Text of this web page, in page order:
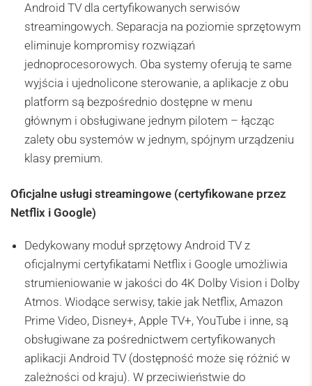
Android TV dla certyfikowanych serwisów
streamingowych. Separacja na poziomie sprzętowym
eliminuje kompromisy rozwiązań
jednoprocesorowych. Oba systemy oferują te same
wyjścia i ujednolicone sterowanie, a aplikacje z obu
platform są bezpośrednio dostępne w menu
głównym i obsługiwane jednym pilotem – łącząc
zalety obu systemów w jednym, spójnym urządzeniu
klasy premium.
Oficjalne usługi streamingowe (certyfikowane przez
Netflix i Google)
Dedykowany moduł sprzętowy Android TV z
oficjalnymi certyfikatami Netflix i Google umożliwia
strumieniowanie w jakości do 4K Dolby Vision i Dolby
Atmos. Wiodące serwisy, takie jak Netflix, Amazon
Prime Video, Disney+, Apple TV+, YouTube i inne, są
obsługiwane za pośrednictwem certyfikowanych
aplikacji Android TV (dostępność może się różnić w
zależności od kraju). W przeciwieństwie do